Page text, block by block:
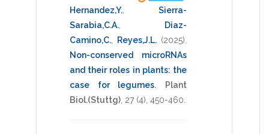
Hernandez,Y.
Sierra-
Sarabia,C.A.
Diaz-
Camino,C.
Reyes,J.L. (2025)
Non-conserved microRNAs
and their roles in plants: the
case for legumes.
Plant
Biol.(Stuttg) 27 (4), 450-460